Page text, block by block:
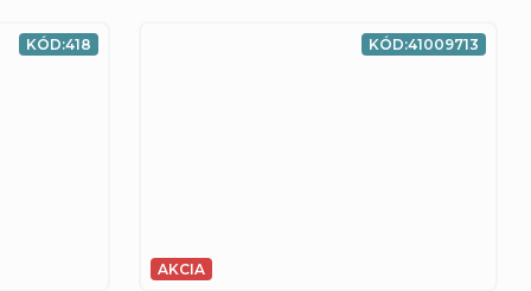
KÓD:418
AKCIA
KÓD:41009713